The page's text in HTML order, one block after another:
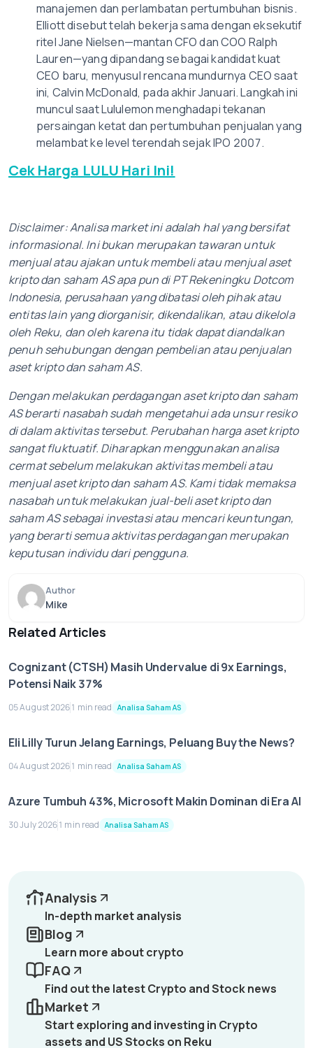
manajemen dan perlambatan pertumbuhan bisnis.
Elliott disebut telah bekerja sama dengan eksekutif
ritel Jane Nielsen—mantan CFO dan COO Ralph
Lauren—yang dipandang sebagai kandidat kuat
CEO baru, menyusul rencana mundurnya CEO saat
ini, Calvin McDonald, pada akhir Januari. Langkah ini
muncul saat Lululemon menghadapi tekanan
persaingan ketat dan pertumbuhan penjualan yang
melambat ke level terendah sejak IPO 2007.
Cek Harga LULU Hari Ini!
Disclaimer: Analisa market ini adalah hal yang bersifat
informasional. Ini bukan merupakan tawaran untuk
menjual atau ajakan untuk membeli atau menjual aset
kripto dan saham AS apa pun di PT Rekeningku Dotcom
Indonesia, perusahaan yang dibatasi oleh pihak atau
entitas lain yang diorganisir, dikendalikan, atau dikelola
oleh Reku, dan oleh karena itu tidak dapat diandalkan
penuh sehubungan dengan pembelian atau penjualan
aset kripto dan saham AS.
Dengan melakukan perdagangan aset kripto dan saham
AS berarti nasabah sudah mengetahui ada unsur resiko
di dalam aktivitas tersebut. Perubahan harga aset kripto
sangat fluktuatif. Diharapkan menggunakan analisa
cermat sebelum melakukan aktivitas membeli atau
menjual aset kripto dan saham AS. Kami tidak memaksa
nasabah untuk melakukan jual-beli aset kripto dan
saham AS sebagai investasi atau mencari keuntungan,
yang berarti semua aktivitas perdagangan merupakan
keputusan individu dari pengguna.
Author
Mike
Related Articles
Cognizant (CTSH) Masih Undervalue di 9x Earnings,
Potensi Naik 37%
05 August 20261 min read Analisa Saham AS
Eli Lilly Turun Jelang Earnings, Peluang Buy the News?
04 August 20261 min read Analisa Saham AS
Azure Tumbuh 43%, Microsoft Makin Dominan di Era AI
30 July 20261 min read Analisa Saham AS
Analysis
In-depth market analysis
Blog
Learn more about crypto
FAQ
Find out the latest Crypto and Stock news
Market
Start exploring and investing in Crypto
assets and US Stocks on Reku